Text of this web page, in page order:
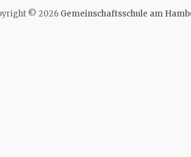
© 2026 Gemeinschaftsschule am